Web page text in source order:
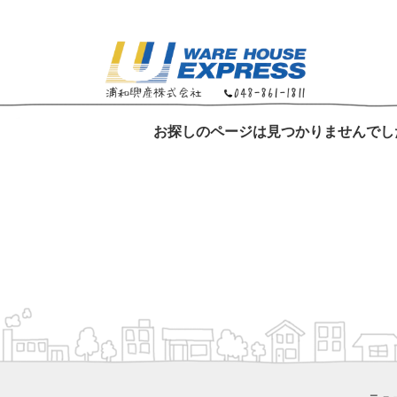
お探しのページは見つかりませんでし